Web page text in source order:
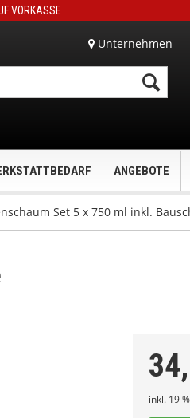
VORKASSE
Unternehmen
ANGEBOTE
Set 5 x 750 ml inkl.
inkl. 19